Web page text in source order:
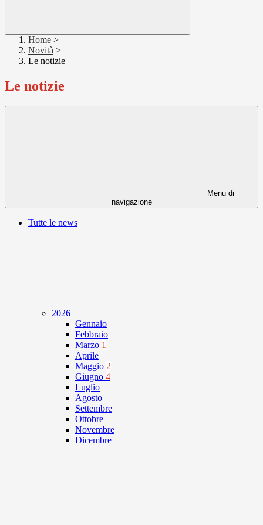
Home >
Novità >
Le notizie
Le notizie
Menu di
navigazione
Tutte le news
2026
Gennaio
Febbraio
Marzo 1
Aprile
Maggio 2
Giugno 4
Luglio
Agosto
Settembre
Ottobre
Novembre
Dicembre